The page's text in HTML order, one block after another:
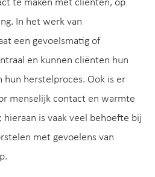
te maken met cliënten, op
In het werk van
een gevoelsmatig of
en kunnen cliënten hun
hun herstelproces. Ook is er
menselijk contact en warmte
is vaak veel behoefte bij
met gevoelens van